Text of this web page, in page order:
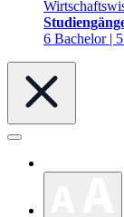
6 Bachelor |